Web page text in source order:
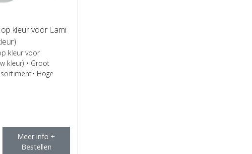
kleur voor Lami
kleur voor
kleur) • Groot
Hoge
Meer info +
Bestellen